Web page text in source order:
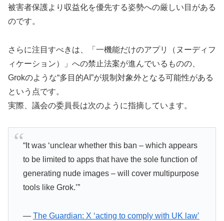
被害者保護より収益化を優先する姿勢への厳しい目がある
のです。
さらに注目すべきは、「一機能だけのアプリ（ヌーディフ
ィケーション）」への禁止法案が進んでいるものの、
Grokのような“多目的AI”が規制対象外となる可能性がある
という点です。
実際、議会の委員長は次のように指摘しています。
“It was ‘unclear whether this ban – which appears
to be limited to apps that have the sole function of
generating nude images – will cover multipurpose
tools like Grok.’”
— The Guardian: X ‘acting to comply with UK law’